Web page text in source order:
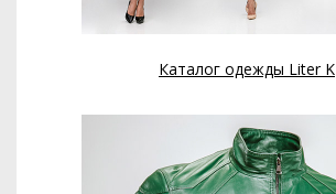
Каталог одежды Liter K